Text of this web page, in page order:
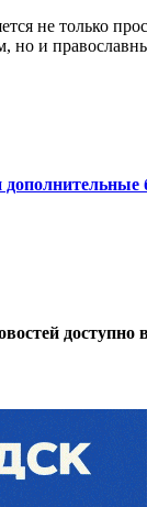
не только
но и
дополнительные
доступно